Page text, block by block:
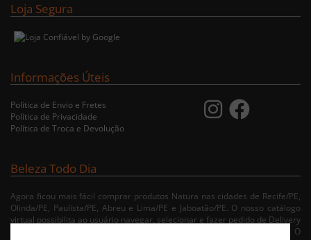
Loja Segura
Informações Úteis
Política de Envio e Fretes
Política de Privacidade
Política de Troca e Devolução
Beleza Todo Dia
Agora ficou mais fácil comprar produtos Natura nas cidades de Recife/PE,
Olinda/PE, Paulista/PE, Abreu e Lima/PE e Jaboatão/PE. O nosso catálogo
virtual possibilita ao usuário navegar, selecionar e fazer pedido de Delivery
no conforto da sua residência. Consulte nossa condições de entrega. O